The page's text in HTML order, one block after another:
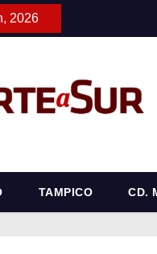
2026
TAMPICO CD.